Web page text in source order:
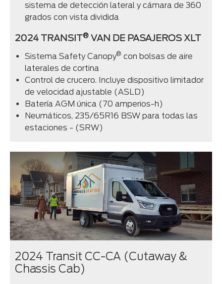
sistema de detección lateral y cámara de 360
grados con vista dividida
2024 TRANSIT® VAN DE PASAJEROS XLT
Sistema Safety Canopy® con bolsas de aire
laterales de cortina
Control de crucero. Incluye dispositivo limitador
de velocidad ajustable (ASLD)
Batería AGM única (70 amperios-h)
Neumáticos, 235/65R16 BSW para todas las
estaciones - (SRW)
2024 Transit CC-CA (Cutaway &
Chassis Cab)